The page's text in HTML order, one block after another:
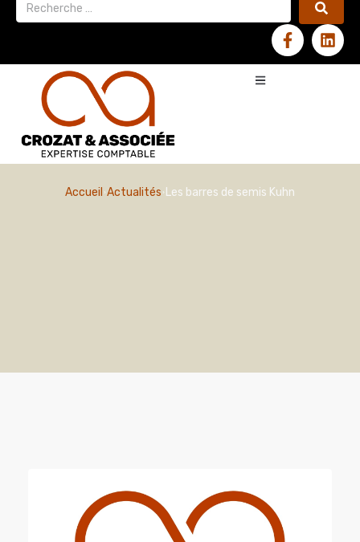
Accueil Actualités Les barres de semis Kuhn